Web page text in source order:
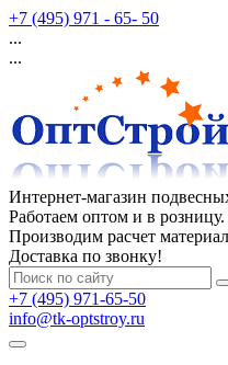
+7 (495) 971 - 65- 50
...
...
Интернет-магазин
Работаем оптом и в розницу.
Производим расчет
Доставка по звонку!
+7 (495) 971-65-50
info@tk-optstroy.ru